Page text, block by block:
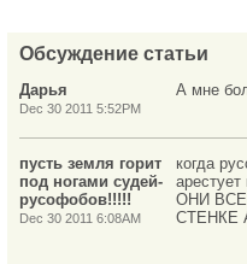
Обсуждение статьи
Дарья
Dec 30 2011 5:52PM
А мне
пусть земля горит
под ногами судей-
русофобов!!!!!
Dec 30 2011 6:08AM
когда
ОНИ
СТЕНКЕ